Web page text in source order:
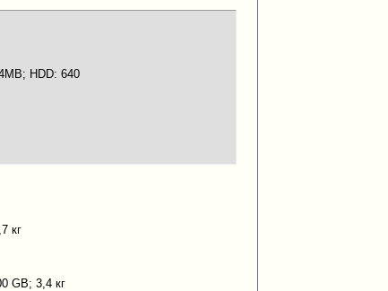
HDD: 640
кг
GB; 3,4 кг